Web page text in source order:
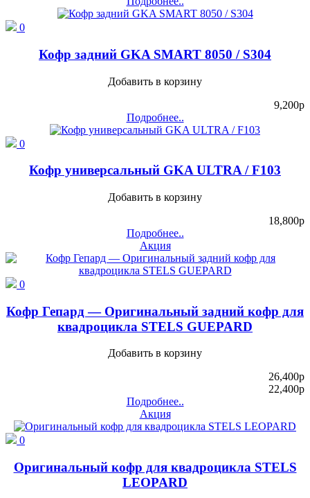
0
Кофр задний GKA SMART 8050 / S304
Добавить в корзину
9,200p
Подробнее..
0
Кофр универсальный GKA ULTRA / F103
Добавить в корзину
18,800p
Подробнее..
Акция
0
Кофр Гепард — Оригинальный задний кофр для
квадроцикла STELS GUEPARD
Добавить в корзину
26,400p
22,400p
Подробнее..
Акция
0
Оригинальный кофр для квадроцикла STELS
LEOPARD